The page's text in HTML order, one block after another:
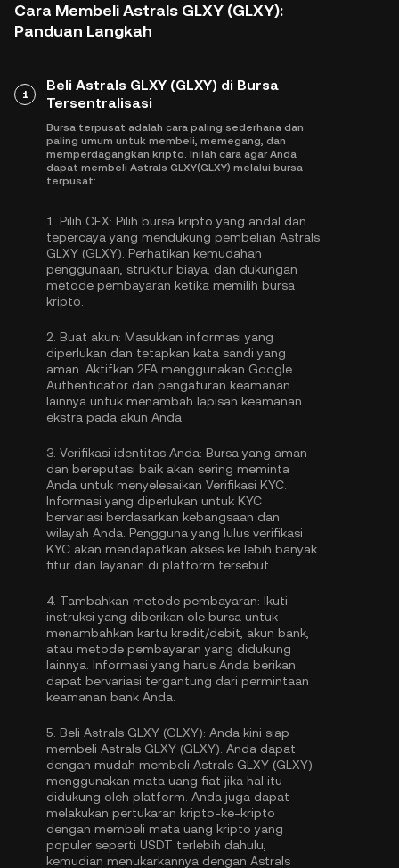
Cara Membeli Astrals GLXY (GLXY):
Panduan Langkah
1
Beli Astrals GLXY (GLXY) di Bursa
Tersentralisasi
Bursa terpusat adalah cara paling sederhana dan
paling umum untuk membeli, memegang, dan
memperdagangkan kripto. Inilah cara agar Anda
dapat membeli Astrals GLXY(GLXY) melalui bursa
terpusat:
1. Pilih CEX: Pilih bursa kripto yang andal dan
tepercaya yang mendukung pembelian Astrals
GLXY (GLXY). Perhatikan kemudahan
penggunaan, struktur biaya, dan dukungan
metode pembayaran ketika memilih bursa
kripto.
2. Buat akun: Masukkan informasi yang
diperlukan dan tetapkan kata sandi yang
aman. Aktifkan 2FA menggunakan Google
Authenticator dan pengaturan keamanan
lainnya untuk menambah lapisan keamanan
ekstra pada akun Anda.
3. Verifikasi identitas Anda: Bursa yang aman
dan bereputasi baik akan sering meminta
Anda untuk menyelesaikan Verifikasi KYC
Informasi yang diperlukan untuk KYC
bervariasi berdasarkan kebangsaan dan
wilayah Anda. Pengguna yang lulus verifikasi
KYC akan mendapatkan akses ke lebih banyak
fitur dan layanan di platform tersebut.
4. Tambahkan metode pembayaran: Ikuti
instruksi yang diberikan ole bursa untuk
menambahkan kartu kredit/debit, akun bank,
atau metode pembayaran yang didukung
lainnya. Informasi yang harus Anda berikan
dapat bervariasi tergantung dari permintaan
keamanan bank Anda.
5. Beli Astrals GLXY (GLXY): Anda kini siap
membeli Astrals GLXY (GLXY). Anda dapat
dengan mudah membeli Astrals GLXY (GLXY)
menggunakan mata uang fiat jika hal itu
didukung oleh platform. Anda juga dapat
melakukan pertukaran kripto-ke-kripto
dengan membeli mata uang kripto yang
populer seperti USDT terlebih dahulu,
kemudian menukarkannya dengan Astrals